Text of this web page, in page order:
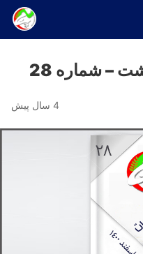
– شماره 28
4 سال پیش